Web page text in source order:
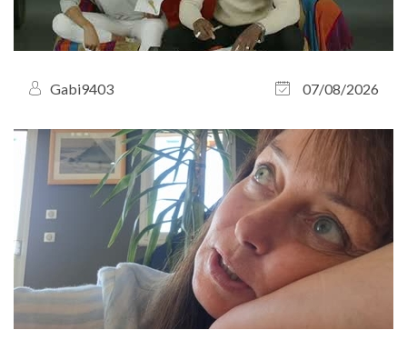
Gabi9403 07/08/2026